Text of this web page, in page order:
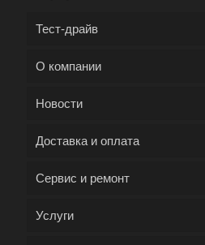
Тест-драйв
О компании
Новости
Доставка и оплата
Сервис и ремонт
Услуги